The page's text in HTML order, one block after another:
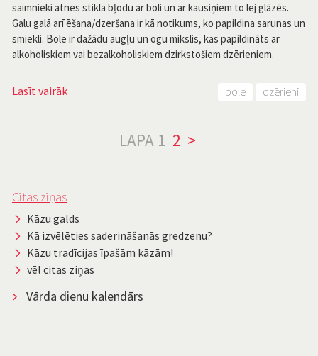
saimnieki atnes stikla bļodu ar boli un ar kausiņiem to lej glāzēs.
Galu galā arī ēšana/dzeršana ir kā notikums, ko papildina sarunas un
smiekli. Bole ir dažādu augļu un ogu mikslis, kas papildināts ar
alkoholiskiem vai bezalkoholiskiem dzirkstošiem dzērieniem.
Lasīt vairāk bole dzērieni
LAPA 1 2 >
Citas ziņas
Kāzu galds
Kā izvēlēties saderināšanās gredzenu?
Kāzu tradīcijas īpašām kāzām!
vēl citas ziņas
Vārda dienu kalendārs